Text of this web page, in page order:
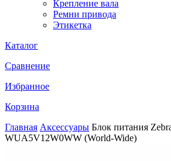
Крепление вала
Ремни привода
Этикетка
Каталог
Сравнение
Избранное
Корзина
Главная Аксессуары Блок питания
WUA5V12W0WW (World-Wide)